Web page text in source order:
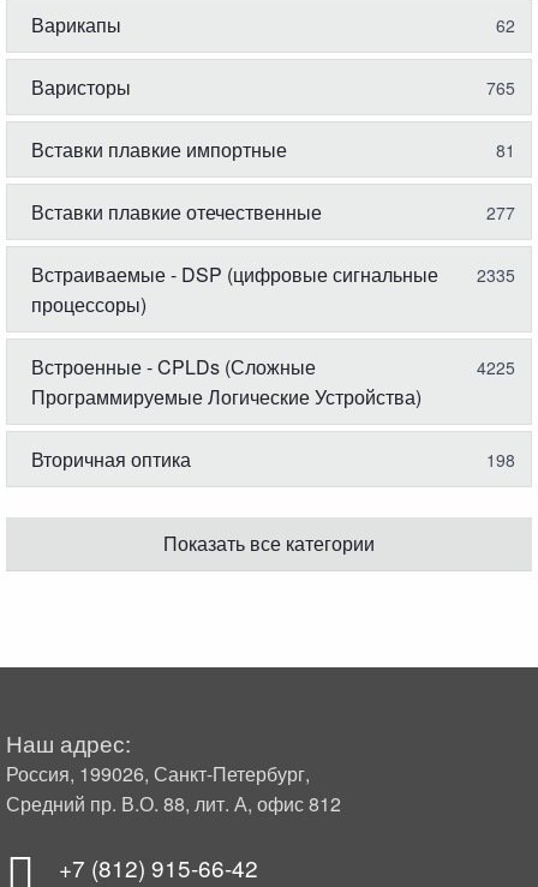
Варикапы 62
Варисторы 765
Вставки плавкие импортные 81
Вставки плавкие отечественные 277
Встраиваемые - DSP (цифровые сигнальные
процессоры)
2335
Встроенные - CPLDs (Сложные
Программируемые Логические Устройства)
4225
Вторичная оптика 198
Показать все категории
Наш адрес:
Россия, 199026, Санкт-Петербург,
Средний пр. В.О. 88, лит. А, офис 812
+7 (812) 915-66-42